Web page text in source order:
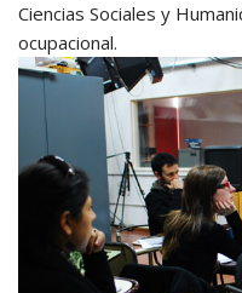
Ciencias Sociales y
ocupacional.